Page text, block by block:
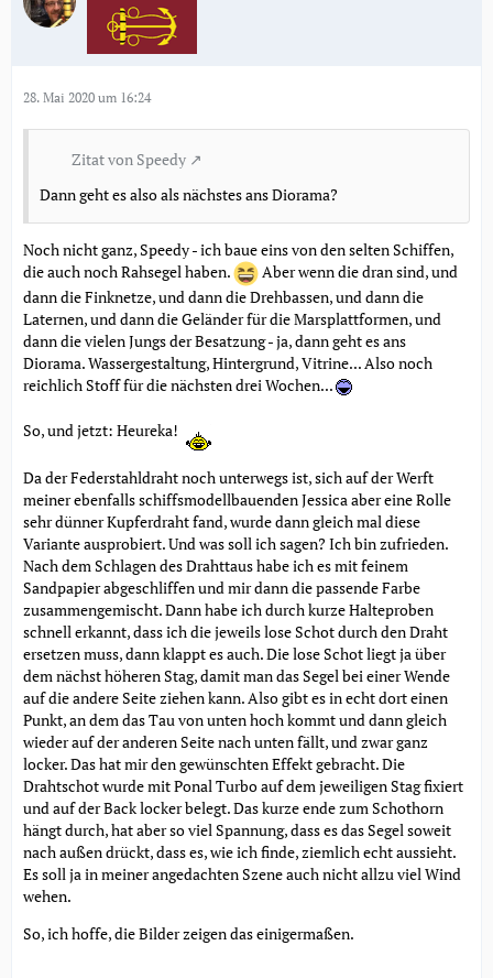
28. Mai 2020 um 16:24
Zitat von Speedy
Dann geht es also als nächstes ans Diorama?
Noch nicht ganz, Speedy - ich baue eins von den selten Schiffen,
die auch noch Rahsegel haben.
Aber wenn die dran sind, und
dann die Finknetze, und dann die Drehbassen, und dann die
Laternen, und dann die Geländer für die Marsplattformen, und
dann die vielen Jungs der Besatzung - ja, dann geht es ans
Diorama. Wassergestaltung, Hintergrund, Vitrine... Also noch
reichlich Stoff für die nächsten drei Wochen...
So, und jetzt: Heureka!
Da der Federstahldraht noch unterwegs ist, sich auf der Werft
meiner ebenfalls schiffsmodellbauenden Jessica aber eine Rolle
sehr dünner Kupferdraht fand, wurde dann gleich mal diese
Variante ausprobiert. Und was soll ich sagen? Ich bin zufrieden.
Nach dem Schlagen des Drahttaus habe ich es mit feinem
Sandpapier abgeschliffen und mir dann die passende Farbe
zusammengemischt. Dann habe ich durch kurze Halteproben
schnell erkannt, dass ich die jeweils lose Schot durch den Draht
ersetzen muss, dann klappt es auch. Die lose Schot liegt ja über
dem nächst höheren Stag, damit man das Segel bei einer Wende
auf die andere Seite ziehen kann. Also gibt es in echt dort einen
Punkt, an dem das Tau von unten hoch kommt und dann gleich
wieder auf der anderen Seite nach unten fällt, und zwar ganz
locker. Das hat mir den gewünschten Effekt gebracht. Die
Drahtschot wurde mit Ponal Turbo auf dem jeweiligen Stag fixiert
und auf der Back locker belegt. Das kurze ende zum Schothorn
hängt durch, hat aber so viel Spannung, dass es das Segel soweit
nach außen drückt, dass es, wie ich finde, ziemlich echt aussieht.
Es soll ja in meiner angedachten Szene auch nicht allzu viel Wind
wehen.
So, ich hoffe, die Bilder zeigen das einigermaßen.